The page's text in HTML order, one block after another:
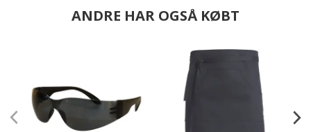
ANDRE HAR OGSÅ KØBT